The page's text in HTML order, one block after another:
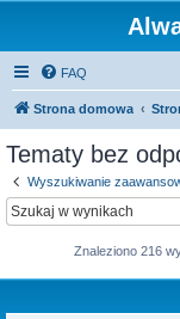
FAQ
Strona domowa
Tematy bez
Wyszukiwanie
Znaleziono 216